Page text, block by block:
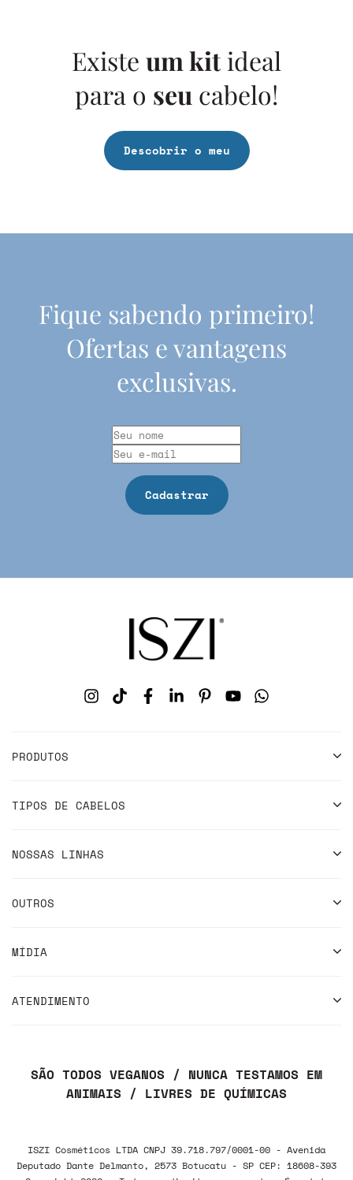
Existe um kitideal
para o seu cabelo!
Descobrir o meu
Fique sabendo primeiro!
Ofertas e vantagens
exclusivas.
PRODUTOS
TIPOS DE CABELOS
NOSSAS LINHAS
OUTROS
MÍDIA
ATENDIMENTO
SÃO TODOS VEGANOS / NUNCA TESTAMOS EM
ANIMAIS / LIVRES DE QUÍMICAS
ISZI Cosméticos LTDA CNPJ 39.718.797/0001-00 - Avenida
Deputado Dante Delmanto, 2573 Botucatu - SP CEP: 18608-393